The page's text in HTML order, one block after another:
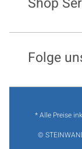
Folge
* Alle Preise
©